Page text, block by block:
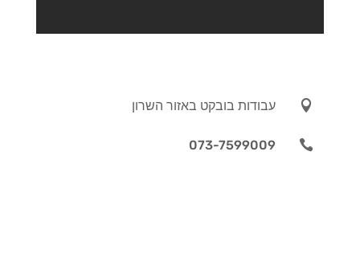
 עבודות בובקט באזור השרון

073-7599009